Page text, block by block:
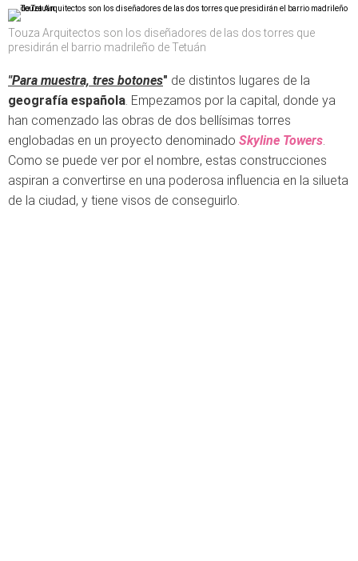
Touza Arquitectos son los diseñadores de las dos torres que
presidirán el barrio madrileño de Tetuán
"Para muestra, tres botones" de distintos lugares de la
geografía española. Empezamos por la capital, donde ya
han comenzado las obras de dos bellísimas torres
englobadas en un proyecto denominado Skyline Towers.
Como se puede ver por el nombre, estas construcciones
aspiran a convertirse en una poderosa influencia en la silueta
de la ciudad, y tiene visos de conseguirlo.